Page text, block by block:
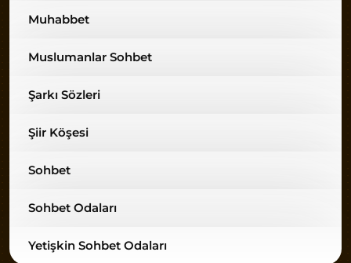
Muhabbet
Muslumanlar Sohbet
Şarkı Sözleri
Şiir Köşesi
Sohbet
Sohbet Odaları
Yetişkin Sohbet Odaları